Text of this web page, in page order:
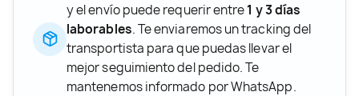
y el envío puede requerir entre1 y 3 días
laborables. Te enviaremos un tracking del
transportista para que puedas llevar el
mejor seguimiento del pedido. Te
mantenemos informado por WhatsApp.